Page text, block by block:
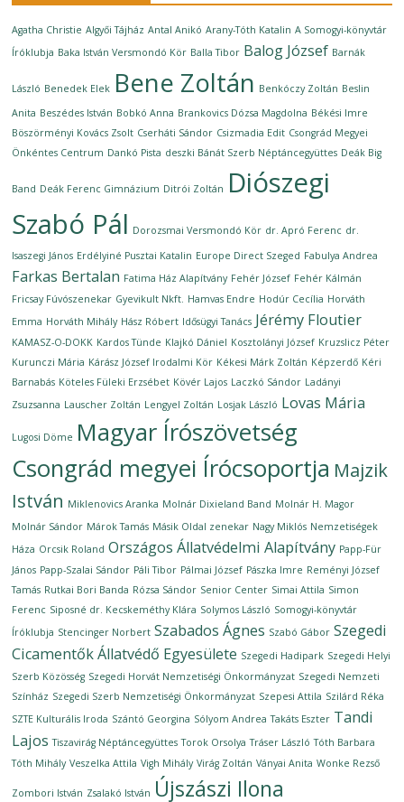
Agatha Christie Algyői Tájház Antal Anikó Arany-Tóth Katalin A Somogyi-könyvtár
Íróklubja Baka István Versmondó Kör Balla Tibor Balog József Barnák
László Benedek Elek Bene Zoltán Benkóczy Zoltán Beslin
Anita Beszédes István Bobkó Anna Brankovics Dózsa Magdolna Békési Imre
Böszörményi Kovács Zsolt Cserháti Sándor Csizmadia Edit Csongrád Megyei
Önkéntes Centrum Dankó Pista deszki Bánát Szerb Néptáncegyüttes Deák Big
Band Deák Ferenc Gimnázium Ditrói Zoltán Diószegi
Szabó Pál Dorozsmai Versmondó Kör dr. Apró Ferenc dr.
Isaszegi János Erdélyiné Pusztai Katalin Europe Direct Szeged Fabulya Andrea
Farkas Bertalan Fatima Ház Alapítvány Fehér József Fehér Kálmán
Fricsay Fúvószenekar Gyevikult Nkft. Hamvas Endre Hodúr Cecília Horváth
Emma Horváth Mihály Hász Róbert Idősügyi Tanács Jérémy Floutier
KAMASZ-O-DOKK Kardos Tünde Klajkó Dániel Kosztolányi József Kruzslicz Péter
Kurunczi Mária Kárász József Irodalmi Kör Kékesi Márk Zoltán Képzerdő Kéri
Barnabás Köteles Füleki Erzsébet Kövér Lajos Laczkó Sándor Ladányi
Zsuzsanna Lauscher Zoltán Lengyel Zoltán Losjak László Lovas Mária
Lugosi Döme Magyar Írószövetség
Csongrád megyei Írócsoportja Majzik
István Miklenovics Aranka Molnár Dixieland Band Molnár H. Magor
Molnár Sándor Márok Tamás Másik Oldal zenekar Nagy Miklós Nemzetiségek
Háza Orcsik Roland Országos Állatvédelmi Alapítvány Papp-Für
János Papp-Szalai Sándor Páli Tibor Pálmai József Pászka Imre Reményi József
Tamás Rutkai Bori Banda Rózsa Sándor Senior Center Simai Attila Simon
Ferenc Siposné dr. Kecskeméthy Klára Solymos László Somogyi-könyvtár
Íróklubja Stencinger Norbert Szabados Ágnes Szabó Gábor Szegedi
Cicamentők Állatvédő Egyesülete Szegedi Hadipark Szegedi Helyi
Szerb Közösség Szegedi Horvát Nemzetiségi Önkormányzat Szegedi Nemzeti
Színház Szegedi Szerb Nemzetiségi Önkormányzat Szepesi Attila Szilárd Réka
SZTE Kulturális Iroda Szántó Georgina Sólyom Andrea Takáts Eszter Tandi
Lajos Tiszavirág Néptáncegyüttes Torok Orsolya Tráser László Tóth Barbara
Tóth Mihály Veszelka Attila Vigh Mihály Virág Zoltán Ványai Anita Wonke Rezső
Zombori István Zsalakó István Újszászi Ilona